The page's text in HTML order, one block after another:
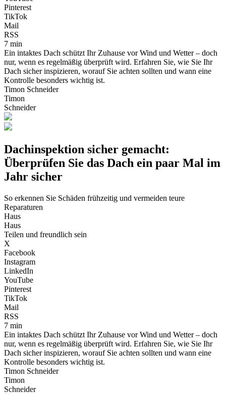
Pinterest
TikTok
Mail
RSS
7 min
Ein intaktes Dach schützt Ihr Zuhause vor Wind und Wetter – doch
nur, wenn es regelmäßig überprüft wird. Erfahren Sie, wie Sie Ihr
Dach sicher inspizieren, worauf Sie achten sollten und wann eine
Kontrolle besonders wichtig ist.
Timon Schneider
Timon
Schneider
Dachinspektion sicher gemacht:
Überprüfen Sie das Dach ein paar Mal im
Jahr sicher
So erkennen Sie Schäden frühzeitig und vermeiden teure
Reparaturen
Haus
Haus
Teilen und freundlich sein
X
Facebook
Instagram
LinkedIn
YouTube
Pinterest
TikTok
Mail
RSS
7 min
Ein intaktes Dach schützt Ihr Zuhause vor Wind und Wetter – doch
nur, wenn es regelmäßig überprüft wird. Erfahren Sie, wie Sie Ihr
Dach sicher inspizieren, worauf Sie achten sollten und wann eine
Kontrolle besonders wichtig ist.
Timon Schneider
Timon
Schneider